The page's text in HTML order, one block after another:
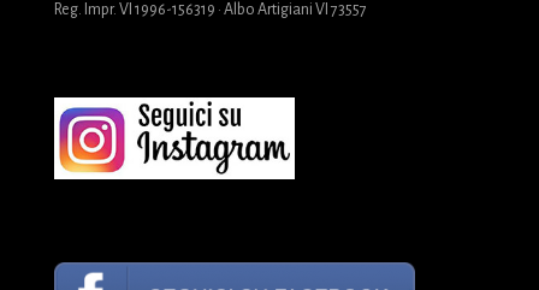
Reg. Impr. VI 1996-156319 · Albo Artigiani VI 73557